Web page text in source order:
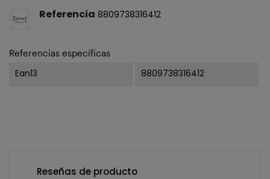
Referencia 8809738316412
Referencias específicas
Ean13 8809738316412
Reseñas de producto